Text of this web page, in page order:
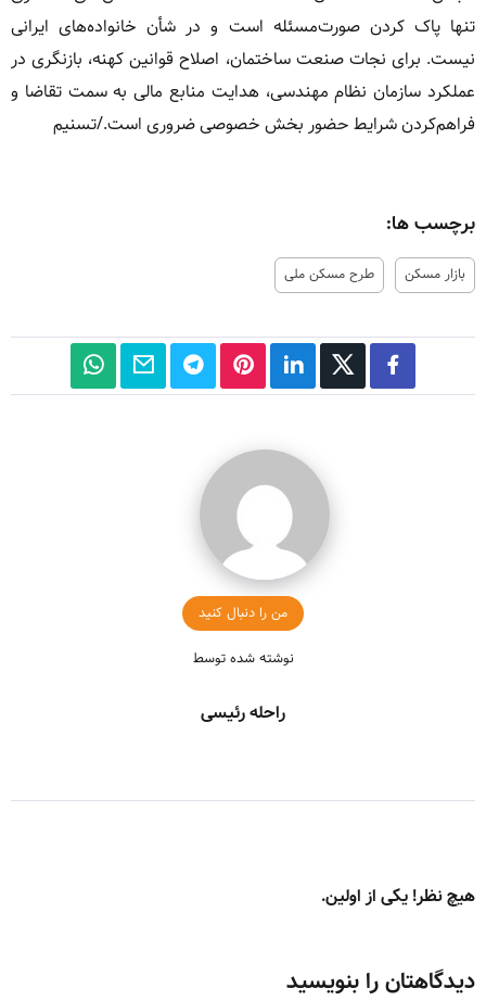
تنها پاک کردن صورت‌مسئله است و در شأن خانواده‌های ایرانی
نیست. برای نجات صنعت ساختمان، اصلاح قوانین کهنه، بازنگری در
عملکرد سازمان نظام مهندسی، هدایت منابع مالی به سمت تقاضا و
فراهم‌کردن شرایط حضور بخش خصوصی ضروری است./تسنیم
برچسب ها:
بازار مسکن طرح مسکن ملی
من را دنبال کنید
نوشته شده توسط
راحله رئیسی
هیچ نظر! یکی از اولین.
دیدگاهتان را بنویسید